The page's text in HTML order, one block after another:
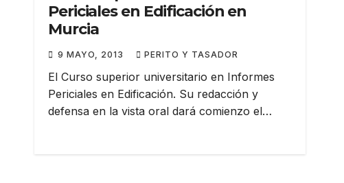
Periciales en Edificación en
Murcia
9 MAYO, 2013 PERITO Y TASADOR
El Curso superior universitario en Informes
Periciales en Edificación. Su redacción y
defensa en la vista oral dará comienzo el…